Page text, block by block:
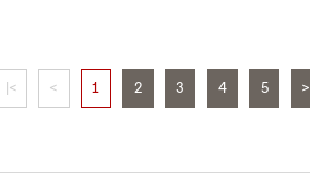
|< < 1 2 3 4 5 >